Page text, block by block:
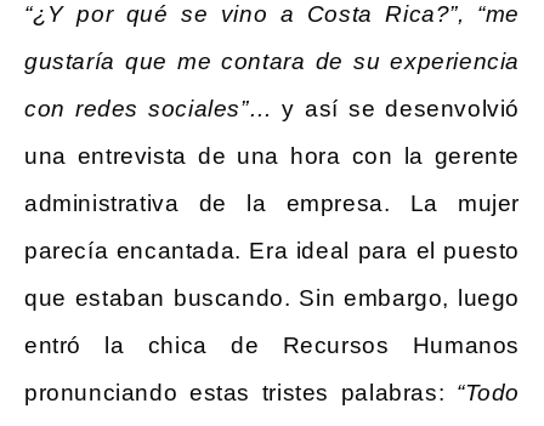
“¿Y por qué se vino a Costa Rica?”, “me
gustaría que me contara de su experiencia
con redes sociales”… y así se desenvolvió
una entrevista de una hora con la gerente
administrativa de la empresa. La mujer
parecía encantada. Era ideal para el puesto
que estaban buscando. Sin embargo, luego
entró la chica de Recursos Humanos
pronunciando estas tristes palabras: “Todo